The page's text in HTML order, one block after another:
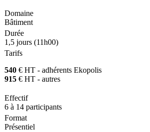
Domaine
Bâtiment
Durée
1,5 jours (11h00)
Tarifs
540 € HT - adhérents Ekopolis
915 € HT - autres
Effectif
6 à 14 participants
Format
Présentiel